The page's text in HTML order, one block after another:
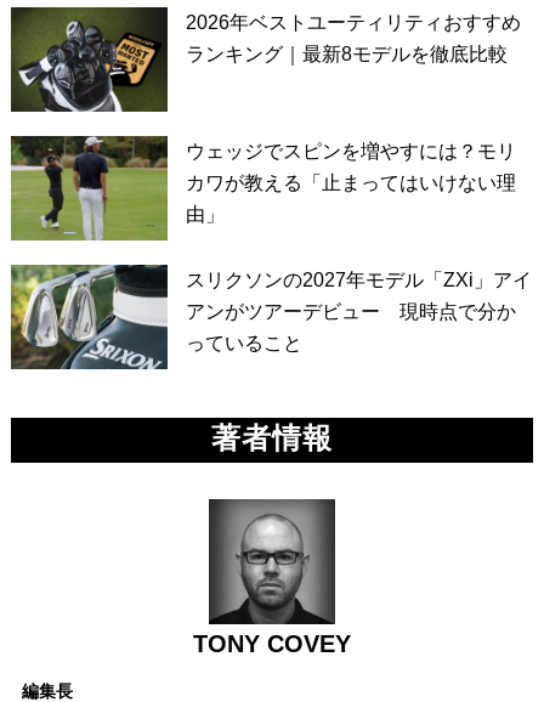
2026年ベストユーティリティおすすめ
ランキング｜最新8モデルを徹底比較
ウェッジでスピンを増やすには？モリ
カワが教える「止まってはいけない理
由」
スリクソンの2027年モデル「ZXi」アイ
アンがツアーデビュー 現時点で分か
っていること
著者情報
TONY COVEY
編集長